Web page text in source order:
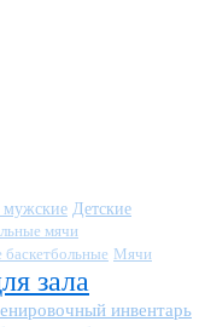
мужские Детские
мячи
Мячи
зала
инвентарь